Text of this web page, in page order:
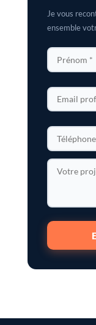
Je vous
ensemble